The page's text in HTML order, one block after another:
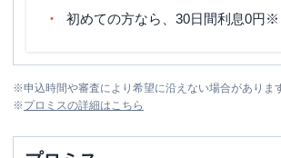
初めての方なら、30日間利息0円※
※申込時間や審査により希望に沿えない場合がありま
※プロミスの詳細はこちら